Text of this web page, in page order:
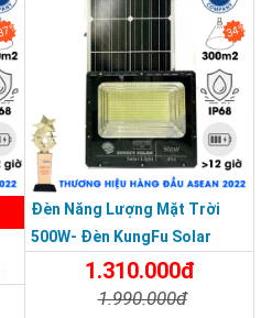
ĐẦU ASEAN 2022
34%
Đèn Năng Lượng Mặt Trời
500W- Đèn KungFu Solar
Năng Lượng Mặt Trời 500W,IP
67 Loại Lớn
1.310.000đ
1.990.000đ